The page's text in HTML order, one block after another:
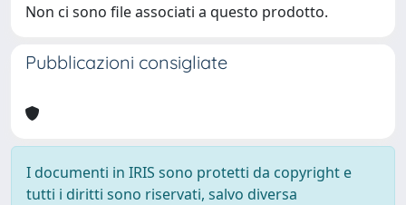
Non ci sono file associati a questo prodotto.
Pubblicazioni consigliate
I documenti in IRIS sono protetti da copyright e
tutti i diritti sono riservati, salvo diversa